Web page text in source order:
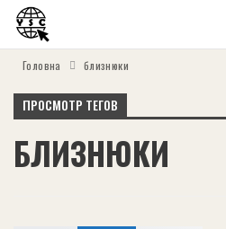
Головна близнюки
ПРОСМОТР ТЕГОВ
БЛИЗНЮКИ